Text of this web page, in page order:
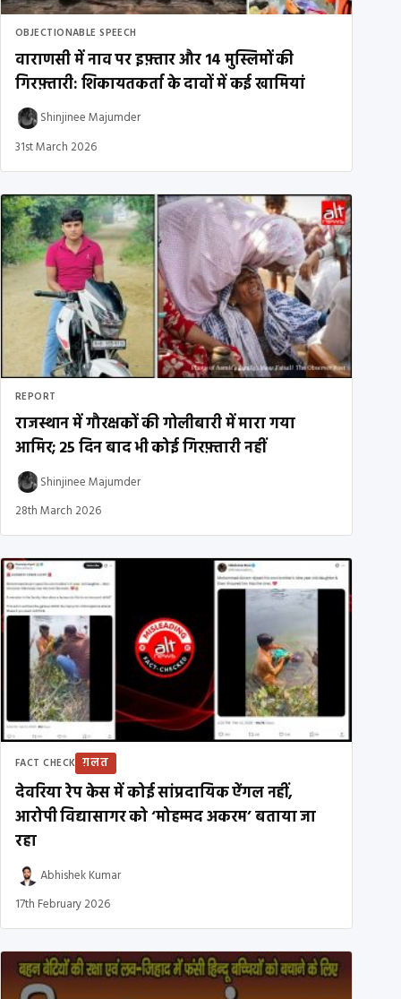
OBJECTIONABLE SPEECH
वाराणसी में नाव पर इफ़्तार और 14 मुस्लिमों की
गिरफ़्तारी: शिकायतकर्ता के दावों में कई खामियां
Shinjinee Majumder
31st March 2026
REPORT
राजस्थान में गौरक्षकों की गोलीबारी में मारा गया
आमिर; 25 दिन बाद भी कोई गिरफ़्तारी नहीं
Shinjinee Majumder
28th March 2026
FACT CHECK ग़लत
देवरिया रेप केस में कोई सांप्रदायिक ऐंगल नहीं,
आरोपी विद्यासागर को ‘मोहम्मद अकरम’ बताया जा
रहा
Abhishek Kumar
17th February 2026